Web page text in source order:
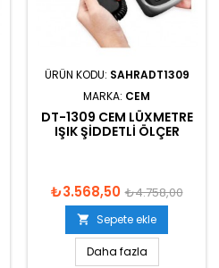
ÜRÜN KODU: SAHRADT1309
MARKA: CEM
DT-1309 CEM LÜXMETRE
IŞIK ŞIDDETLI ÖLÇER
₺3.568,50 ₺4.758,00
 Sepete ekle
Daha fazla